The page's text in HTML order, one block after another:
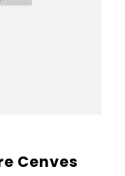
Cenves